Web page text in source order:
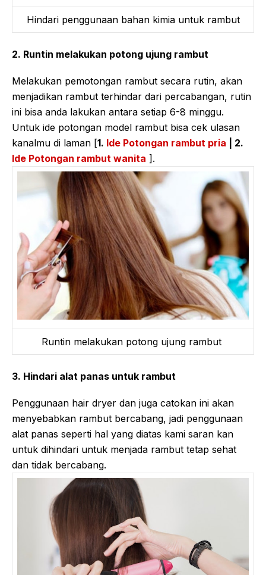
Hindari penggunaan bahan kimia untuk rambut
2. Runtin melakukan potong ujung rambut
Melakukan pemotongan rambut secara rutin, akan
menjadikan rambut terhindar dari percabangan, rutin
ini bisa anda lakukan antara setiap 6-8 minggu.
Untuk ide potongan model rambut bisa cek ulasan
kanalmu di laman [1. Ide Potongan rambut pria | 2.
Ide Potongan rambut wanita ].
Runtin melakukan potong ujung rambut
3. Hindari alat panas untuk rambut
Penggunaan hair dryer dan juga catokan ini akan
menyebabkan rambut bercabang, jadi penggunaan
alat panas seperti hal yang diatas kami saran kan
untuk dihindari untuk menjada rambut tetap sehat
dan tidak bercabang.